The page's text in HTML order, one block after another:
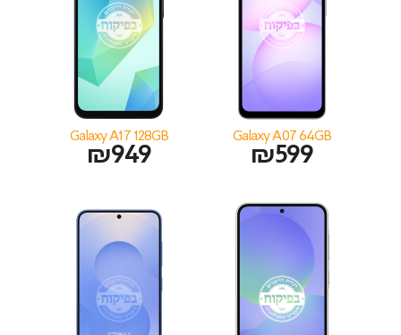
Galaxy A07 64GB
₪599
Galaxy A17 128GB
₪949